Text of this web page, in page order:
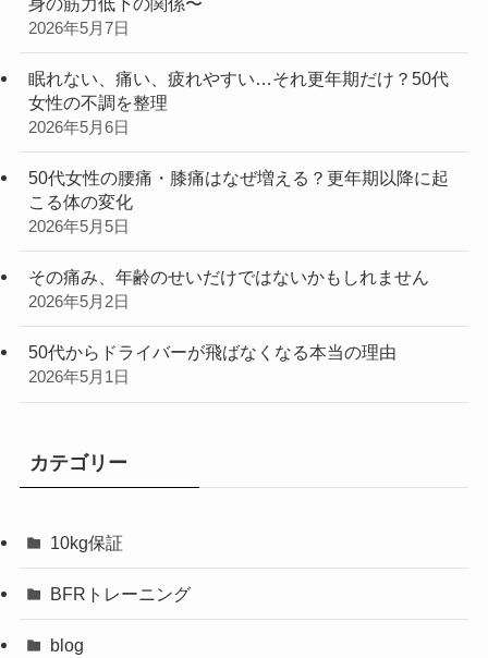
2026年5月7日
眠れない、痛い、疲れやすい…それ更年期だけ？50代
女性の不調を整理
2026年5月6日
50代女性の腰痛・膝痛はなぜ増える？更年期以降に起
こる体の変化
2026年5月5日
その痛み、年齢のせいだけではないかもしれません
2026年5月2日
50代からドライバーが飛ばなくなる本当の理由
2026年5月1日
カテゴリー
10kg保証
BFRトレーニング
blog